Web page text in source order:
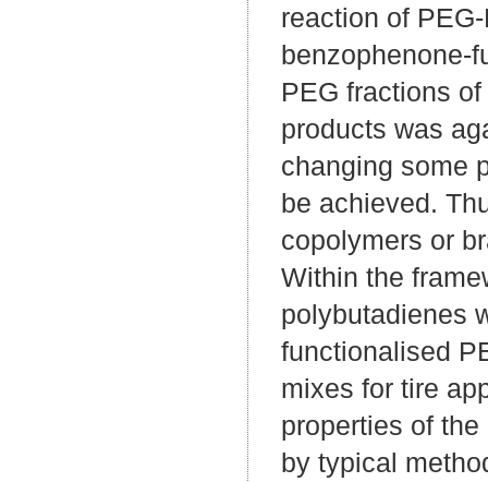
reaction of
benzophenone-
PEG fractions
products was
changing some
be achieved.
copolymers or
Within the
polybutadienes
functionalised
mixes for tire
properties of
by typical